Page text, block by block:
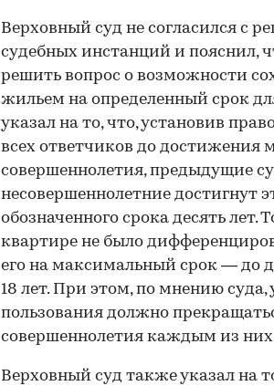
Верховный суд не согласился с
судебных инстанций и пояснил,
решить вопрос о возможности
жильем на определенный срок
указал на то, что, установив
всех ответчиков до
совершеннолетия, предыдущие
несовершеннолетние достигнут
обозначенного срока десять лет.
квартире не было
его на максимальный срок — до
18 лет. При этом, по мнению
пользования должно
совершеннолетия каждым из них
Верховный суд также указал на